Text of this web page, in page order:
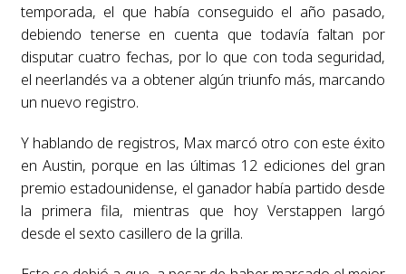
temporada, el que había conseguido el año pasado,
debiendo tenerse en cuenta que todavía faltan por
disputar cuatro fechas, por lo que con toda seguridad,
el neerlandés va a obtener algún triunfo más, marcando
un nuevo registro.
Y hablando de registros, Max marcó otro con este éxito
en Austin, porque en las últimas 12 ediciones del gran
premio estadounidense, el ganador había partido desde
la primera fila, mientras que hoy Verstappen largó
desde el sexto casillero de la grilla.